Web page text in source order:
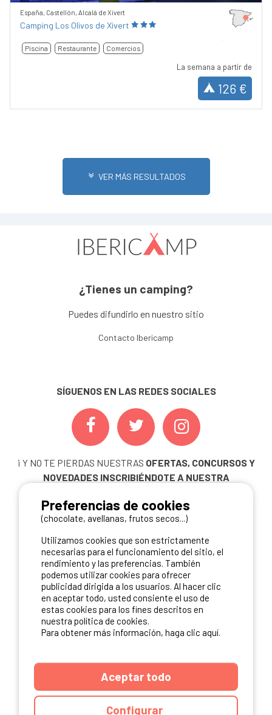
España, Castellón, Alcalá de Xivert
Camping Los Olivos de Xivert
Piscina Restaurante Comercios
La semana a partir de
126 €
VER MÁS RESULTADOS
¿Tienes un camping?
Puedes difundirlo en nuestro sitio
Contacto Ibericamp
SÍGUENOS EN LAS REDES SOCIALES
¡ Y NO TE PIERDAS NUESTRAS OFERTAS, CONCURSOS Y
NOVEDADES INSCRIBIÉNDOTE A NUESTRA
ME INSCRIBO
NUESTROS PARTNERS
Preferencias de cookies
(chocolate, avellanas, frutos secos...)
Utilizamos cookies que son estrictamente
necesarias para el funcionamiento del sitio, el
rendimiento y las preferencias. También
podemos utilizar cookies para ofrecer
publicidad dirigida a los usuarios. Al hacer clic
en aceptar todo, usted consiente el uso de
estas cookies para los fines descritos en
nuestra política de cookies.
Para obtener más información, haga clic aquí.
Aceptar todo
Configurar